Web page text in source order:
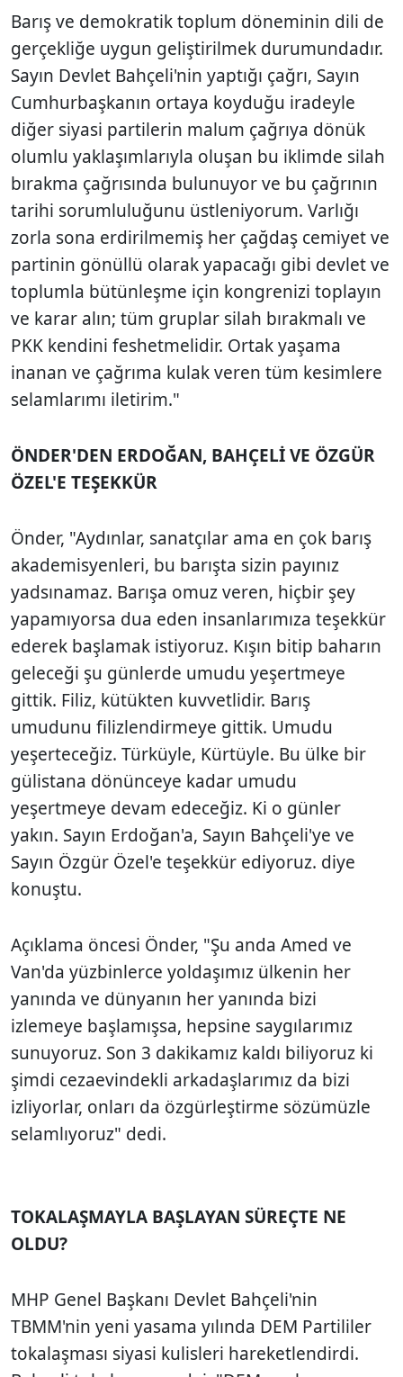
Barış ve demokratik toplum döneminin dili de
gerçekliğe uygun geliştirilmek durumundadır.
Sayın Devlet Bahçeli'nin yaptığı çağrı, Sayın
Cumhurbaşkanın ortaya koyduğu iradeyle
diğer siyasi partilerin malum çağrıya dönük
olumlu yaklaşımlarıyla oluşan bu iklimde silah
bırakma çağrısında bulunuyor ve bu çağrının
tarihi sorumluluğunu üstleniyorum. Varlığı
zorla sona erdirilmemiş her çağdaş cemiyet ve
partinin gönüllü olarak yapacağı gibi devlet ve
toplumla bütünleşme için kongrenizi toplayın
ve karar alın; tüm gruplar silah bırakmalı ve
PKK kendini feshetmelidir. Ortak yaşama
inanan ve çağrıma kulak veren tüm kesimlere
selamlarımı iletirim."
ÖNDER'DEN ERDOĞAN, BAHÇELİ VE ÖZGÜR
ÖZEL'E TEŞEKKÜR
Önder, "Aydınlar, sanatçılar ama en çok barış
akademisyenleri, bu barışta sizin payınız
yadsınamaz. Barışa omuz veren, hiçbir şey
yapamıyorsa dua eden insanlarımıza teşekkür
ederek başlamak istiyoruz. Kışın bitip baharın
geleceği şu günlerde umudu yeşertmeye
gittik. Filiz, kütükten kuvvetlidir. Barış
umudunu filizlendirmeye gittik. Umudu
yeşerteceğiz. Türküyle, Kürtüyle. Bu ülke bir
gülistana dönünceye kadar umudu
yeşertmeye devam edeceğiz. Ki o günler
yakın. Sayın Erdoğan'a, Sayın Bahçeli'ye ve
Sayın Özgür Özel'e teşekkür ediyoruz. diye
konuştu.
Açıklama öncesi Önder, "Şu anda Amed ve
Van'da yüzbinlerce yoldaşımız ülkenin her
yanında ve dünyanın her yanında bizi
izlemeye başlamışsa, hepsine saygılarımız
sunuyoruz. Son 3 dakikamız kaldı biliyoruz ki
şimdi cezaevindekli arkadaşlarımız da bizi
izliyorlar, onları da özgürleştirme sözümüzle
selamlıyoruz" dedi.
TOKALAŞMAYLA BAŞLAYAN SÜREÇTE NE
OLDU?
MHP Genel Başkanı Devlet Bahçeli'nin
TBMM'nin yeni yasama yılında DEM Partililer
tokalaşması siyasi kulisleri hareketlendirdi.